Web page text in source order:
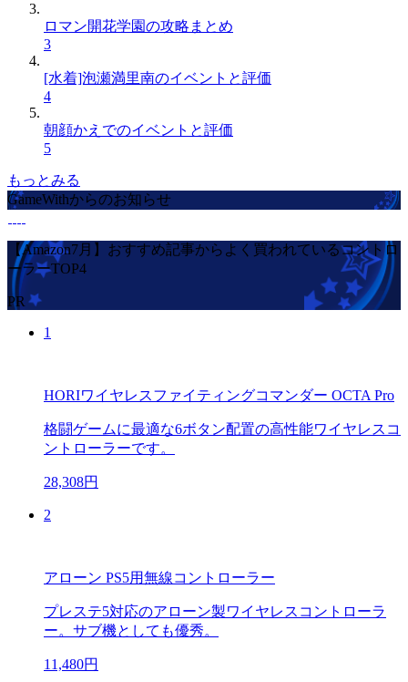
ロマン開花学園の攻略まとめ
3
[水着]泡瀬満里南のイベントと評価
4
朝顔かえでのイベントと評価
5
もっとみる
GameWithからのお知らせ
【Amazon7月】おすすめ記事からよく買われているコントロ
ーラーTOP4
PR
1
HORIワイヤレスファイティングコマンダー OCTA Pro
格闘ゲームに最適な6ボタン配置の高性能ワイヤレスコ
ントローラーです。
28,308円
2
アローン PS5用無線コントローラー
プレステ5対応のアローン製ワイヤレスコントローラ
ー。サブ機としても優秀。
11,480円